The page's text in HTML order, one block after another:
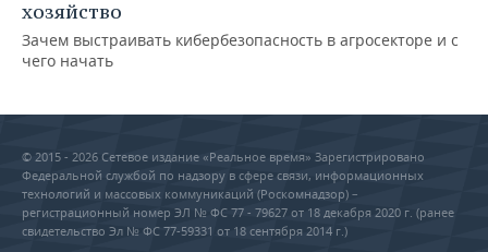
хозяйство
Зачем выстраивать кибербезопасность в агросекторе и с
чего начать
© 2015 - 2026 Сетевое издание «Реальное время» Зарегистрировано
Федеральной службой по надзору в сфере связи, информационных
технологий и массовых коммуникаций (Роскомнадзор) –
регистрационный номер ЭЛ № ФС 77 - 79627 от 18 декабря 2020 г. (ранее
свидетельство Эл № ФС 77-59331 от 18 сентября 2014 г.)